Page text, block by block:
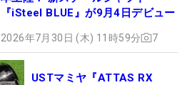
『iSteel BLUE』が9月4日デビュー
2026年7月30日 (木) 11時59分 7
USTマミヤ『ATTAS RX